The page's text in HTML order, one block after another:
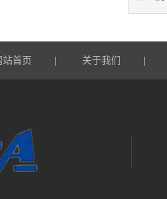
站首页 关于我们